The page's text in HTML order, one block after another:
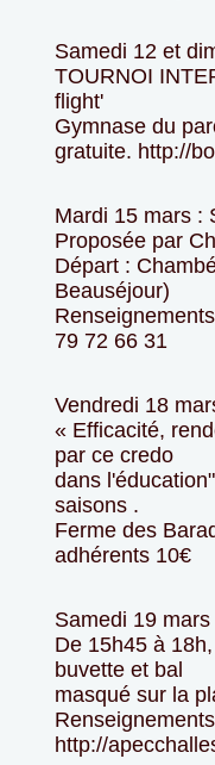
Samedi 12 et
TOURNOI
flight'
Gymnase du
gratuite. http://
Mardi 15 mars :
Proposée par
Départ :
Beauséjour)
79 72 66 31
Vendredi 18
« Efficacité,
par ce credo
dans
saisons .
Ferme des
adhérents 10€
Samedi 19
De 15h45 à
buvette et bal
masqué sur la
http://